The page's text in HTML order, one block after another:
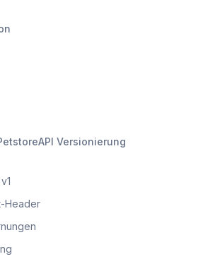
Versionierung
Header